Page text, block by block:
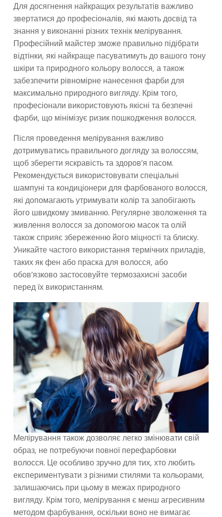
Для досягнення найкращих результатів важливо
звертатися до професіоналів, які мають досвід та
знання у виконанні різних технік мелірування.
Професійний майстер зможе правильно підібрати
відтінки, які найкраще пасуватимуть до вашого тону
шкіри та природного кольору волосся, а також
забезпечити рівномірне нанесення фарби для
максимально природного вигляду. Крім того,
професіонали використовують якісні та безпечні
фарби, що мінімізує ризик пошкодження волосся.
Після проведення мелірування важливо
дотримуватись правильного догляду за волоссям,
щоб зберегти яскравість та здоров’я пасом.
Рекомендується використовувати спеціальні
шампуні та кондиціонери для фарбованого волосся,
які допомагають утримувати колір та запобігають
його швидкому змиванню. Регулярне зволоження та
живлення волосся за допомогою масок та олій
також сприяє збереженню його міцності та блиску.
Уникайте частого використання термічних приладів,
таких як фен або праска для волосся, або
обов’язково застосовуйте термозахисні засоби
перед їх використанням.
Мелірування також дозволяє легко змінювати свій
образ, не потребуючи повної перефарбовки
волосся. Це особливо зручно для тих, хто любить
експериментувати з різними стилями та кольорами,
залишаючись при цьому в межах природного
вигляду. Крім того, мелірування є менш агресивним
методом фарбування, оскільки воно не вимагає